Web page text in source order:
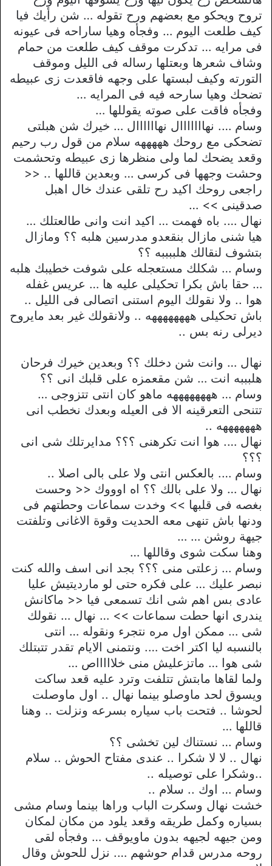
تروح ويحكو مع بعضهم ورح تقوله … شن رأيك فيا
كيف طلعت اليوم … وفجأه وهيا ساراحه فى عيونه
فى مرايه … تدكرت موقف كيف طلعت من حمام
وشاف شعرها وبعتلها رساله فى الليل وموقف
التورته وكيف لبستها على وجهه فاقعدت زى عبيطه
تضحك وهيا سارحه فيه فى المرايه …
وفجأه فاقت على صوته يقوللها …
وسام …. نهااااااال نهاااااال … خيرك شن هبلتى
تضحكى مع روحك هههههه سلام من قول رب رحيم
وقعد يضحك لما ولى منظرها زى عبيطه وتحشمت
وحشت وجهها فى كرسى … وبعدين قاللها .. <<
راجعى روحك اكيد رح تلقى عندك خال اهبل
صدقينى >> …
نهال …. باه فهمت … اكيد انت وانى طالعتلك …
هيا شنى مازال بنقعدو مدرسين هلبه ؟؟ ومازال
بتشوف لنقالك هلببببه ؟؟
وسام … شكلك مستعجله على شوفت خطيبك هلبه
… حقا باش بكرا تحكيلى عليه ها … عريس غفله
هوا .. ولا نقولك اليوم استنى اتصالى فى الليل ..
باش تحكيلى ههههههههه .. ولانقولك غير بعد مايروح
ديرلى رنه بس ..
نهال … وانت شن دخلك ؟؟ وبعدين خيرك فرحان
هلبببه انت … شن مقعمزه على قلبك انى ؟؟
وسام … ههههههههه ماهو كان انتى تتزوجى …
تتنحى التعرقينه الا فى العيله وبعدك نخطب انى
هههههههه ..
نهال …. هوا انت تكرهنى ؟؟؟ مدايرتلك شى انى
؟؟؟
وسام …. بالعكس انتى ولا على بالى اصلا ..
نهال … ولا على بالك ؟؟ اه اوووك << وحست
بغصه فى قلبها >> وخدت سماعات وحطتهم فى
ودنها باش تنهى معه الحديت وقوة الاغانى وتلفتت
جيهة روشن … …
وهنا سكت شوى وقاللها …
وسام … زعلتى منى ؟؟؟ بجد انى اسف والله كنت
نبصر عليك … على فكره حتى لو مارديتيش عليا
عادى بس اهم شى انك تسمعى فيا << ماكانش
يندرى انها حطت سماعات >> … نهال … نقولك
شى … ممكن اول مره نتجرء ونقوله … انتى
بالنسبه ليا اكتر اخت …. ونتمنى الايام تقدر تتبتلك
شى هوا … ماتزعليش منى خلاااااص …
ولما لقاها مابتش تتلفت وترد عليه قعد ساكت
ويسوق لحد ماوصلو بينما نهال .. اول ماوصلت
لحوشا .. فتحت باب سياره بسرعه ونزلت .. وهنا
قاللها …
وسام … نستناك لين تخشى ؟؟
نهال .. لا لا شكرا .. عندى مفتاح الحوش .. سلام
..وشكرا على توصيله ..
وسام … اوك .. سلام ..
خشت نهال وسكرت الباب وراها بينما وسام مشى
بسياره وكمل طريقه وقعد يلود من مكان لمكان
ومن جيهه لجيهه بدون ماويوقف … وفجأه لقى
روحه مدرس قدام حوشهم …. نزل للحوش وقال